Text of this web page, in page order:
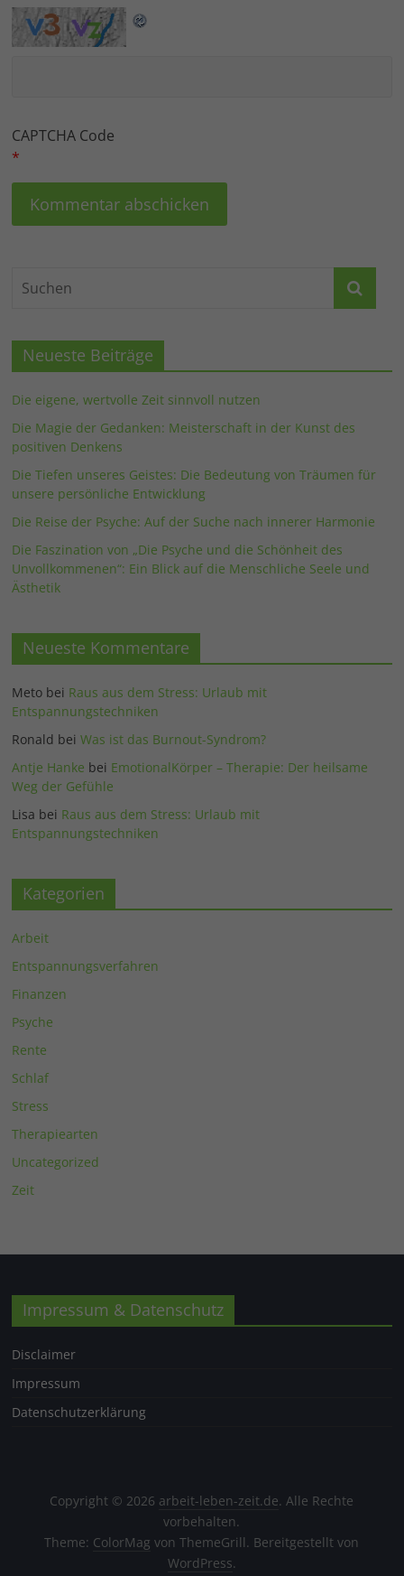
CAPTCHA Code
*
Neueste Beiträge
Die eigene, wertvolle Zeit sinnvoll nutzen
Die Magie der Gedanken: Meisterschaft in der Kunst des
positiven Denkens
Die Tiefen unseres Geistes: Die Bedeutung von Träumen für
unsere persönliche Entwicklung
Die Reise der Psyche: Auf der Suche nach innerer Harmonie
Die Faszination von „Die Psyche und die Schönheit des
Unvollkommenen“: Ein Blick auf die Menschliche Seele und
Ästhetik
Neueste Kommentare
Meto bei Raus aus dem Stress: Urlaub mit
Entspannungstechniken
Ronald beiWas ist das Burnout-Syndrom?
Antje Hanke bei EmotionalKörper – Therapie: Der heilsame
Weg der Gefühle
Lisa bei Raus aus dem Stress: Urlaub mit
Entspannungstechniken
Kategorien
Arbeit
Entspannungsverfahren
Finanzen
Psyche
Rente
Schlaf
Stress
Therapiearten
Uncategorized
Zeit
Impressum & Datenschutz
Disclaimer
Impressum
Datenschutzerklärung
Copyright © 2026 arbeit-leben-zeit.de. Alle Rechte
vorbehalten.
Theme: ColorMag von ThemeGrill. Bereitgestellt von
WordPress.